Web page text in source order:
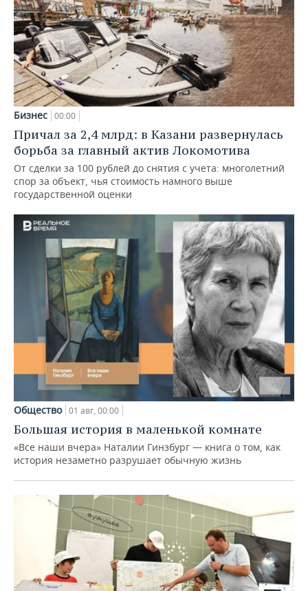
Бизнес 00:00
Причал за 2,4 млрд: в Казани развернулась
борьба за главный актив Локомотива
От сделки за 100 рублей до снятия с учета: многолетний
спор за объект, чья стоимость намного выше
государственной оценки
Общество 01 авг, 00:00
Большая история в маленькой комнате
«Все наши вчера» Наталии Гинзбург — книга о том, как
история незаметно разрушает обычную жизнь